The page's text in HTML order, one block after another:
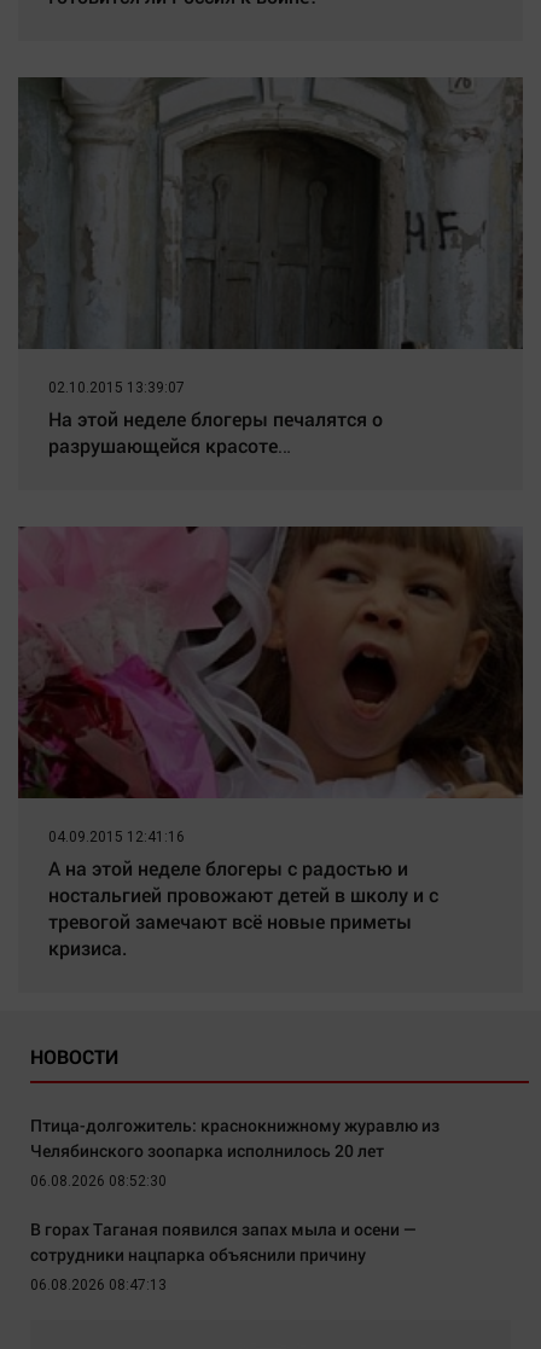
02.10.2015 13:39:07
На этой неделе блогеры печалятся о
разрушающейся красоте…
04.09.2015 12:41:16
А на этой неделе блогеры с радостью и
ностальгией провожают детей в школу и с
тревогой замечают всё новые приметы
кризиса.
НОВОСТИ
Птица-долгожитель: краснокнижному журавлю из
Челябинского зоопарка исполнилось 20 лет
06.08.2026 08:52:30
В горах Таганая появился запах мыла и осени —
сотрудники нацпарка объяснили причину
06.08.2026 08:47:13